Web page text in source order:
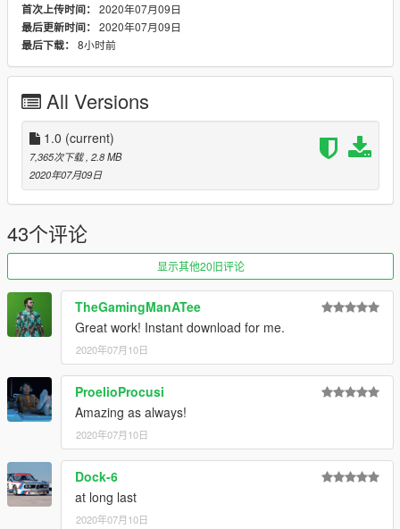
首次上传时间： 2020年07月09日
最后更新时间： 2020年07月09日
最后下载： 8小时前
All Versions
1.0 (current)
7,365次下载 , 2.8 MB
2020年07月09日
43个评论
显示其他20旧评论
TheGamingManATee
Great work! Instant download for me.
2020年07月10日
ProelioProcusi
Amazing as always!
2020年07月10日
Dock-6
at long last
2020年07月10日